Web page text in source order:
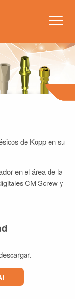
de Implante
de Kopp en su
en el área de la
CM Screw y